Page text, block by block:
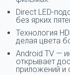
Direct LED-
без ярких
Технология
делая цвета
Android TV —
открывает
приложений и